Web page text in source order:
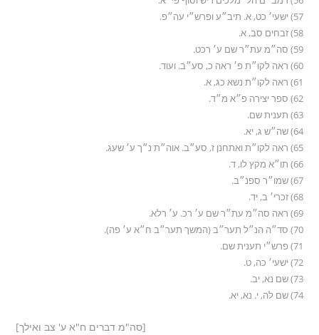
57) ישעי׳ כט, א. תיב״ע ופרש״י עה״פ.
58) זבחים סב, א.
59) סה״מ עת״ר שם ע׳ רכט.
60) ראה לקו״ת פ׳ ראה כ, סע״ב. ועוד.
61) ראה לקו״ת נשא כג, א.
62) ספר יצירה פ״א מ״ד.
63) תענית שם.
64) שה״ש ג, יא.
65) ראה לקו״ת ואתחנן ז, סע״ב. אוה״ת נ״ך ע׳ שעג.
66) תו״א מקץ לו, ד.
67) שמו״ר ספנ״ב.
68) זכרי׳ ב, יד.
69) ראה סה״מ עת״ר שם ע׳ רכ. ע׳ רלא.
70) סד״ה הנ״ל תער״ב (המשך תער״ב ח״א ע׳ פה).
71) פרש״י תענית שם.
72) ישעי׳ כה, ט.
73) שם נא, יב.
74) שם לה, י. נא, יא.
[סה"מ דברים ח"א ע' צב ואילך]